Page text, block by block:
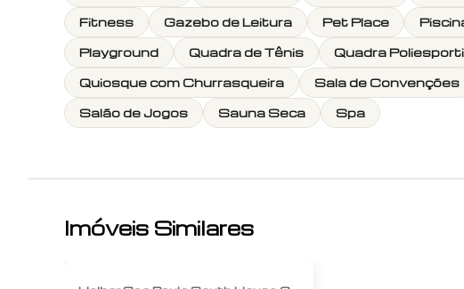
Fitness
Gazebo de Leitura Pet Place
Playground
Quadra de Tênis Quadra
Quiosque com Churrasqueira
Sala de Convenções
Salão de Jogos
Sauna Seca Spa
Imóveis Similares